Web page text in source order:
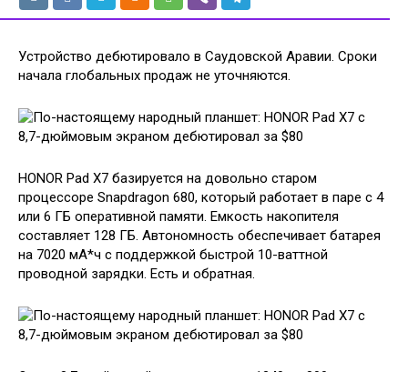
Устройство дебютировало в Саудовской Аравии. Сроки
начала глобальных продаж не уточняются.
HONOR Pad X7 базируется на довольно старом
процессоре Snapdragon 680, который работает в паре с 4
или 6 ГБ оперативной памяти. Емкость накопителя
составляет 128 ГБ. Автономность обеспечивает батарея
на 7020 мА*ч с поддержкой быстрой 10-ваттной
проводной зарядки. Есть и обратная.